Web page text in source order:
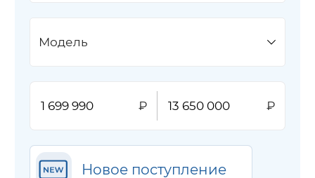
Модель
Новое поступление